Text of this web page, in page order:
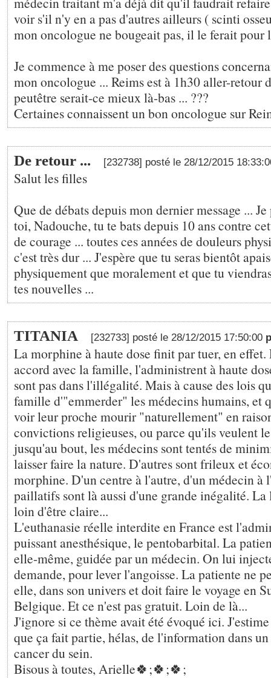
voir s'il n'y en a pas d'autres ailleurs ( scinti
mon oncologue ne bougeait pas, il le ferait pour
Je commence à me poser des questions
mon oncologue ... Reims est à 1h30 aller-retour
peutêtre serait-ce mieux là-bas ... ???
Certaines connaissent un bon oncologue sur
De retour ... [232738] posté le 28/12/2015
Salut les filles
Que de débats depuis mon dernier message ...
toi, Nadouche, tu te bats depuis 10 ans contre
de courage ... toutes ces années de douleurs
c'est très dur ... J'espère que tu seras bientôt
physiquement que moralement et que tu
tes nouvelles ...
TITANIA [232733] posté le 28/12/2015 17:50:00
La morphine à haute dose finit par tuer, en effet.
accord avec la famille, l'administrent à haute
sont pas dans l'illégalité. Mais à cause des lois
famille d'"emmerder" les médecins humains, et
voir leur proche mourir "naturellement" en
convictions religieuses, ou parce qu'ils veulent
jusqu'au bout, les médecins sont tentés de
laisser faire la nature. D'autres sont frileux et
morphine. D'un centre à l'autre, d'un médecin à
paillatifs sont là aussi d'une grande inégalité.
loin d'être claire...
L'euthanasie réelle interdite en France est
puissant anesthésique, le pentobarbital. La
elle-même, guidée par un médecin. On lui
demande, pour lever l'angoisse. La patiente ne
elle, dans son univers et doit faire le voyage en
Belgique. Et ce n'est pas gratuit. Loin de là...
J'ignore si ce thème avait été évoqué ici.
que ça fait partie, hélas, de l'information dans un
cancer du sein.
Bisous à toutes, Arielle🍀;🍀;🍀;